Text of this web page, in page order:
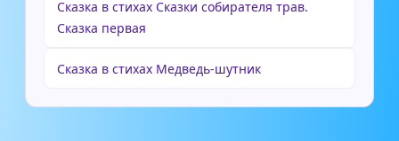
Сказка в стихах Сказки собирателя трав.
Сказка первая
Сказка в стихах Медведь-шутник